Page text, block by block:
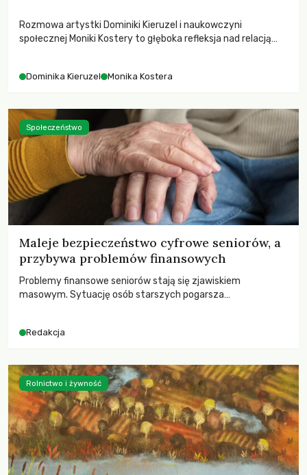
Rozmowa artystki Dominiki Kieruzel i naukowczyni
społecznej Moniki Kostery to głęboka refleksja nad relacją
Dominika Kieruzel Monika Kostera
Maleje bezpieczeństwo cyfrowe seniorów, a
przybywa problemów finansowych
Problemy finansowe seniorów stają się zjawiskiem
masowym. Sytuację osób starszych pogarsza
Redakcja
Społeczeństwo
Rolnictwo i żywność